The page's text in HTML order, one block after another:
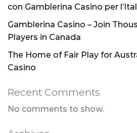
con Gamblerina Casino per
Gamblerina Casino – Join
Players in Canada
The Home of Fair Play for
Casino
Recent Comments
No comments to show.